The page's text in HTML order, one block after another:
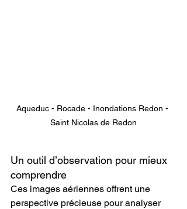
Aqueduc - Rocade - Inondations Redon -
Saint Nicolas de Redon
Un outil d’observation pour mieux
comprendre
Ces images aériennes offrent une
perspective précieuse pour analyser